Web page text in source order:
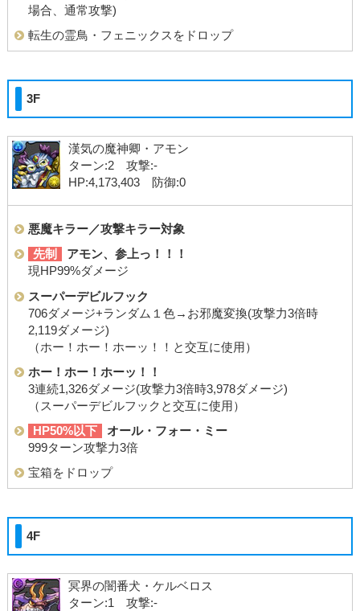
場合、通常攻撃)
転生の霊鳥・フェニックスをドロップ
3F
漢気の魔神卿・アモン
ターン:2 攻撃:-
HP:4,173,403 防御:0
悪魔キラー／攻撃キラー対象
先制
アモン、参上っ！！！
現HP99%ダメージ
スーパーデビルフック
706ダメージ+ランダム１色→お邪魔変換(攻撃力3倍時
2,119ダメージ)
（ホー！ホー！ホーッ！！と交互に使用）
ホー！ホー！ホーッ！！
3連続1,326ダメージ(攻撃力3倍時3,978ダメージ)
（スーパーデビルフックと交互に使用）
HP50%以下
オール・フォー・ミー
999ターン攻撃力3倍
宝箱をドロップ
4F
冥界の闇番犬・ケルベロス
ターン:1 攻撃:-